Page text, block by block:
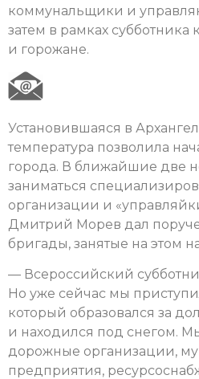
коммунальщики и
затем в рамках
и горожане.
Установившаяся в
температура позволила
города. В ближайшие две
заниматься
организации и
Дмитрий Морев дал
бригады, занятые на этом
— Всероссийский
Но уже сейчас мы
который образовался за
и находился под снегом.
дорожные организации,
предприятия,